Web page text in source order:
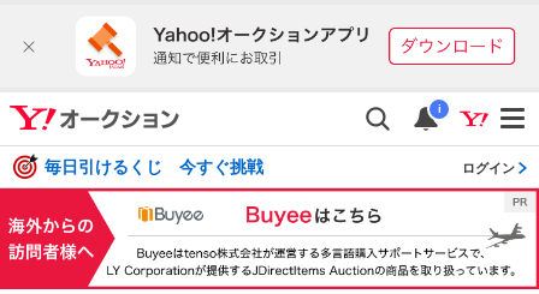
i
毎日引けるくじ 今すぐ挑戦 ログイン